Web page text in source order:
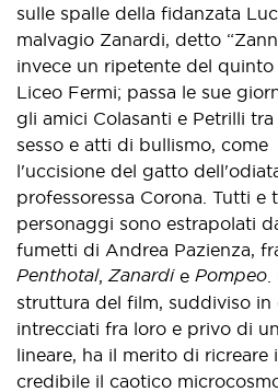
sulle spalle della fidanzata
malvagio Zanardi, detto
invece un ripetente del quinto
Liceo Fermi; passa le sue
gli amici Colasanti e Petrilli
sesso e atti di bullismo, come
l'uccisione del gatto
professoressa Corona. Tutti e
personaggi sono estrapolati
fumetti di Andrea Pazienza,
Penthotal,Zanardie Pompeo
struttura del film, suddiviso in
intrecciati fra loro e privo di
lineare, ha il merito di ricreare
credibile il caotico